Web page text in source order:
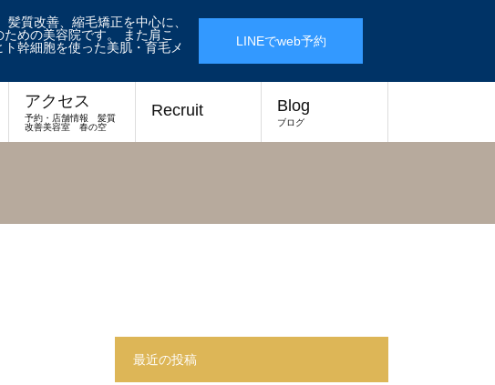
質改善、縮毛矯正を中心に、
めの美容院です。 また肩こ
幹細胞を使った美肌・育毛メ
LINEでweb予約
アクセス
予約・店舗情報 髪質
改善美容室 春の空
Recruit Blog
ブログ
最近の投稿